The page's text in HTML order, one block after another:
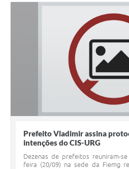
Prefeito Vladimir assina
intenções do CIS-URG
Dezenas de prefeitos reuniram-
feira (20/09) na sede da Fiemg